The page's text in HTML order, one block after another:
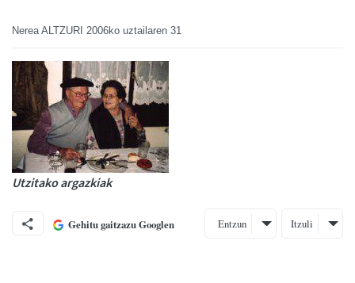
Nerea ALTZURI 2006ko uztailaren 31
Utzitako argazkiak
Gehitu gaitzazu Googlen Entzun Itzuli